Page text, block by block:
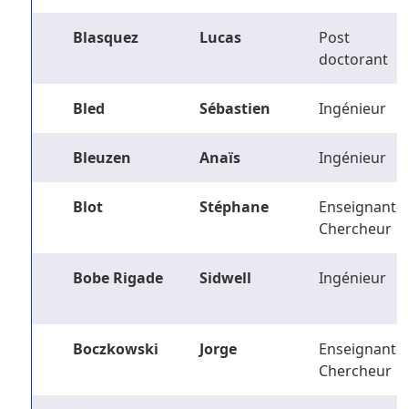
Blasquez Lucas
Post
doctorant
Bled Sébastien Ingénieur
Bleuzen Anaïs Ingénieur
Blot Stéphane
Enseignant-
Chercheur
Bobe Rigade Sidwell Ingénieur
Boczkowski Jorge
Enseignant-
Chercheur